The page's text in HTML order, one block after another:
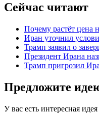
Сейчас читают
Почему растёт цена
Иран уточнил
Трамп заявил о
Президент Ирана
Трамп пригрозил
Предложите
У вас есть интересная